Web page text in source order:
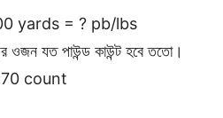
yards = ? pb/lbs
যত পাউন্ড কাউন্ট হবে ততো।
count